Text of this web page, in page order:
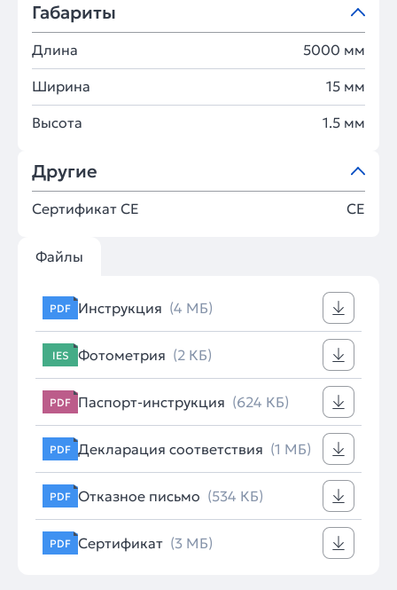
Габариты
Длина 5000 мм
Ширина 15 мм
Высота 1.5 мм
Другие
Сертификат CE CE
Файлы
PDF Инструкция (4 МБ)
IES Фотометрия (2 КБ)
PDF Паспорт-инструкция (624 КБ)
PDF Декларация соответствия (1 МБ)
PDF Отказное письмо (534 КБ)
PDF Сертификат (3 МБ)